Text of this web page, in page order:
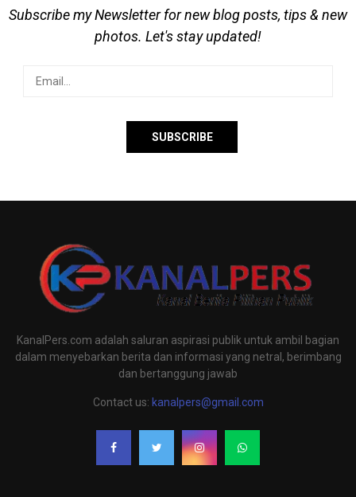
Subscribe my Newsletter for new blog posts, tips & new
photos. Let's stay updated!
KanalPers.com adalah saluran aspirasi publik untuk ambil bagian
dalam menyebarkan berita dan informasi yang netral, berimbang
dan bertanggung jawab
Contact us: kanalpers@gmail.com